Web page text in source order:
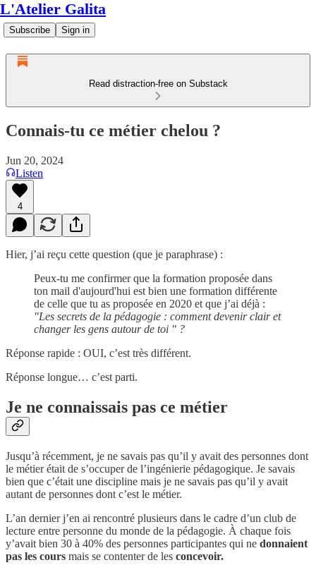
L'Atelier Galita
Subscribe Sign in
Read distraction-free on Substack
Connais-tu ce métier chelou ?
Jun 20, 2024
Listen
4
Hier, j’ai reçu cette question (que je paraphrase) :
Peux-tu me confirmer que la formation proposée dans
ton mail d'aujourd'hui est bien une formation différente
de celle que tu as proposée en 2020 et que j’ai déjà :
"Les secrets de la pédagogie : comment devenir clair et
changer les gens autour de toi " ?
Réponse rapide : OUI, c’est très différent.
Réponse longue… c’est parti.
Je ne connaissais pas ce métier
Jusqu’à récemment, je ne savais pas qu’il y avait des personnes dont
le métier était de s’occuper de l’ingénierie pédagogique. Je savais
bien que c’était une discipline mais je ne savais pas qu’il y avait
autant de personnes dont c’est le métier.
L’an dernier j’en ai rencontré plusieurs dans le cadre d’un club de
lecture entre personne du monde de la pédagogie. À chaque fois
y’avait bien 30 à 40% des personnes participantes qui ne donnaient
pas les cours mais se contenter de les concevoir.